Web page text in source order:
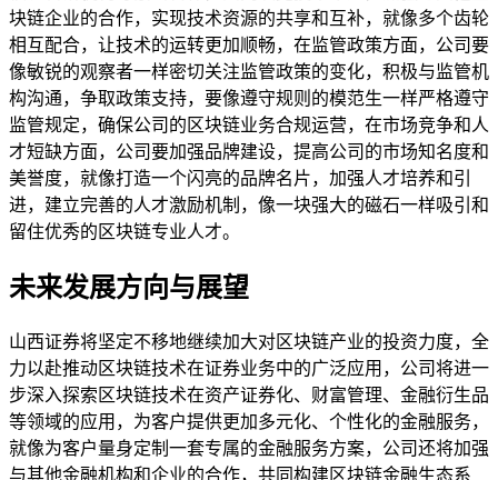
块链企业的合作，实现技术资源的共享和互补，就像多个齿轮
相互配合，让技术的运转更加顺畅，在监管政策方面，公司要
像敏锐的观察者一样密切关注监管政策的变化，积极与监管机
构沟通，争取政策支持，要像遵守规则的模范生一样严格遵守
监管规定，确保公司的区块链业务合规运营，在市场竞争和人
才短缺方面，公司要加强品牌建设，提高公司的市场知名度和
美誉度，就像打造一个闪亮的品牌名片，加强人才培养和引
进，建立完善的人才激励机制，像一块强大的磁石一样吸引和
留住优秀的区块链专业人才。
未来发展方向与展望
山西证券将坚定不移地继续加大对区块链产业的投资力度，全
力以赴推动区块链技术在证券业务中的广泛应用，公司将进一
步深入探索区块链技术在资产证券化、财富管理、金融衍生品
等领域的应用，为客户提供更加多元化、个性化的金融服务，
就像为客户量身定制一套专属的金融服务方案，公司还将加强
与其他金融机构和企业的合作，共同构建区块链金融生态系